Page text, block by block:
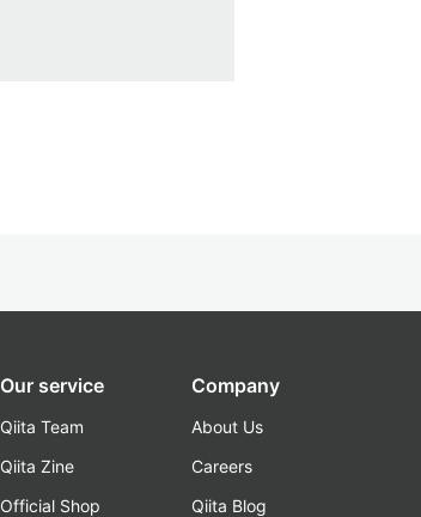
Our service
Qiita Team
Qiita Zine
Official Shop
Company
About Us
Careers
Qiita Blog